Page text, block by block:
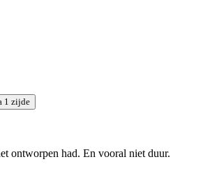
1 zijde
ontworpen had. En vooral niet duur.